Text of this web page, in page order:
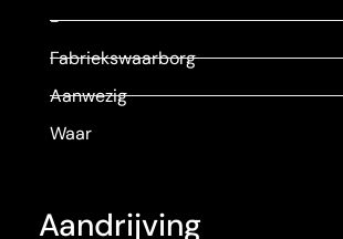
-
Fabriekswaarborg
Aanwezig
Waar
Aandrijving